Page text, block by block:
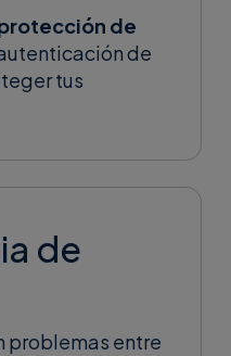
de
de
tus
de
problemas entre